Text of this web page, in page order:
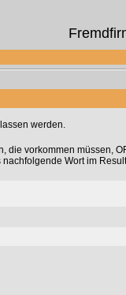
werden.
die vorkommen müssen,
Wort im